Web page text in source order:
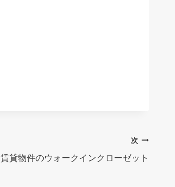
次
賃貸物件のウォークインクローゼット